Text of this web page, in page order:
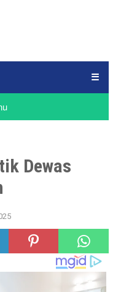
☰
Dewas